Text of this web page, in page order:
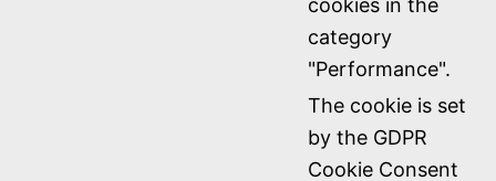
cookies in the
category
"Performance".
The cookie is set
by the GDPR
Cookie Consent